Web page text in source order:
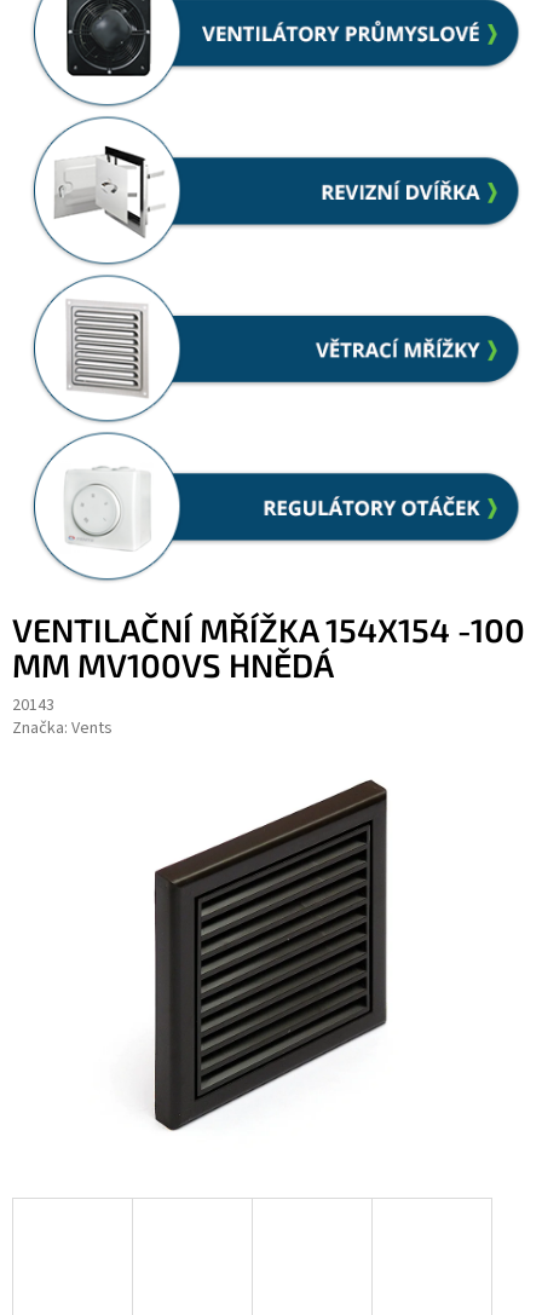
VENTILAČNÍ MŘÍŽKA 154X154 -100
MM MV100VS HNĚDÁ
20143
Značka: Vents